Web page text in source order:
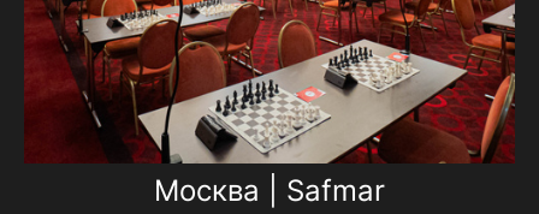
Москва | Safmar